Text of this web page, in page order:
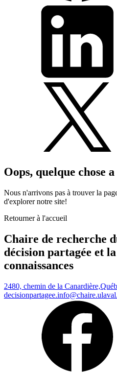
Oops, quelque chose
Nous n'arrivons pas à trouver la
d'explorer notre site!
Retourner à l'accueil
Chaire de recherche
décision partagée et
connaissances
2480, chemin de la Canardière,